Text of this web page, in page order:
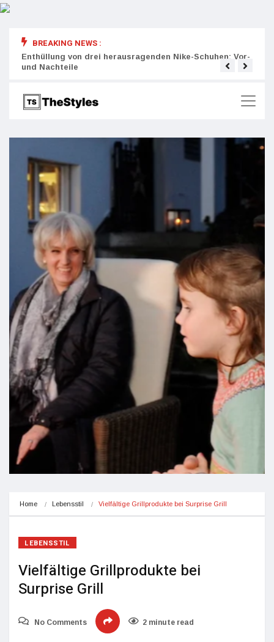
BREAKING NEWS :
Enthüllung von drei herausragenden Nike-Schuhen: Vor-
und Nachteile
Home Lebensstil Vielfältige Grillprodukte bei Surprise Grill
LEBENSSTIL
Vielfältige Grillprodukte bei
Surprise Grill
No Comments 2 minute read